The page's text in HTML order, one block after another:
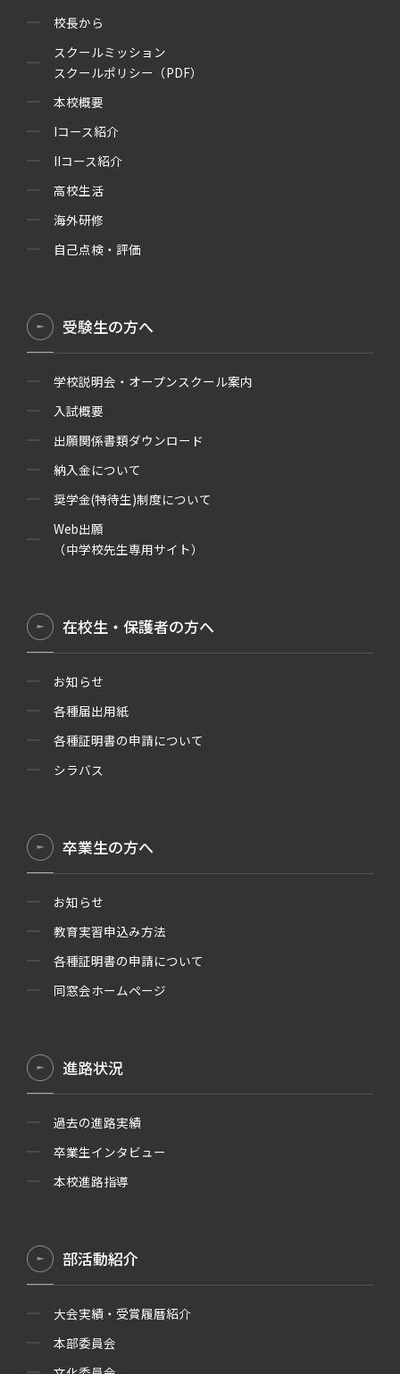
校長から
スクールミッション
スクールポリシー（PDF）
本校概要
Iコース紹介
IIコース紹介
高校生活
海外研修
自己点検・評価
受験生の方へ
学校説明会・オープンスクール案内
入試概要
出願関係書類ダウンロード
納入金について
奨学金(特待生)制度について
Web出願
（中学校先生専用サイト）
在校生・保護者の方へ
お知らせ
各種届出用紙
各種証明書の申請について
シラバス
卒業生の方へ
お知らせ
教育実習申込み方法
各種証明書の申請について
同窓会ホームページ
進路状況
過去の進路実績
卒業生インタビュー
本校進路指導
部活動紹介
大会実績・受賞履暦紹介
本部委員会